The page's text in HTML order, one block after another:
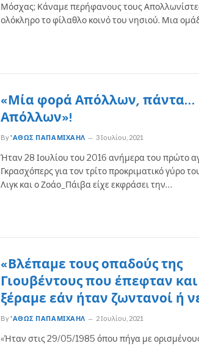
Μόσχας; Κάναμε περήφανους τους
ολόκληρο το φίλαθλο κοινό του νησιού. Μια
«Μία φορά Απόλλων, πάντα…
Απόλλων»!
By'ΑΘΩΣ ΠΑΠΑΜΙΧΑΉΛ 3 Ιουλίου, 2021
Ήταν 28 Ιουλίου του 2016 ανήμερα του πρώτο
Γκρασχόπερς για τον τρίτο προκριματικό γύρο
Λιγκ και ο Ζοάο_Πάιβα είχε εκφράσει την…
«Βλέπαμε τους οπαδούς της
Γιουβέντους που έπεφταν
ξέραμε εάν ήταν ζωντανοί ή
By'ΑΘΩΣ ΠΑΠΑΜΙΧΑΉΛ 2 Ιουλίου, 2021
«Ήταν στις 29/05/1985 όπου πήγα με